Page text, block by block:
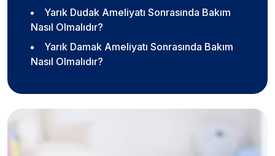
Yarık Dudak Ameliyatı Sonrasında Bakım
Nasıl Olmalıdır?
Yarık Damak Ameliyatı Sonrasında Bakım
Nasıl Olmalıdır?